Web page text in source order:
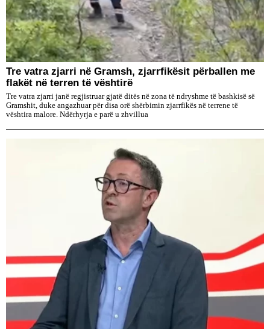
Tre vatra zjarri në Gramsh, zjarrfikësit përballen me
flakët në terren të vështirë
Tre vatra zjarri janë regjistruar gjatë ditës në zona të ndryshme të bashkisë së
Gramshit, duke angazhuar për disa orë shërbimin zjarrfikës në terrene të
vështira malore. Ndërhyrja e parë u zhvillua